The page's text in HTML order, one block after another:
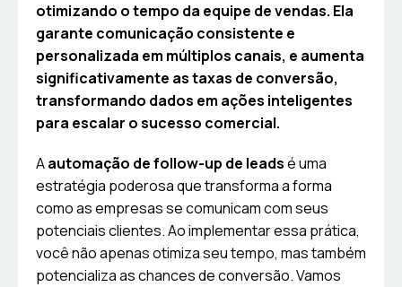
otimizando o tempo da equipe de vendas. Ela
garante comunicação consistente e
personalizada em múltiplos canais, e aumenta
significativamente as taxas de conversão,
transformando dados em ações inteligentes
para escalar o sucesso comercial.
Aautomação de follow-up de leadsé uma
estratégia poderosa que transforma a forma
como as empresas se comunicam com seus
potenciais clientes. Ao implementar essa prática,
você não apenas otimiza seu tempo, mas também
potencializa as chances de conversão. Vamos